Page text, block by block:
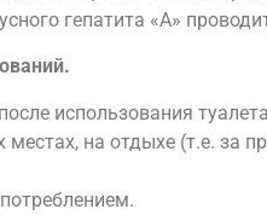
гепатита «А»
использования
на отдыхе (т.е. за